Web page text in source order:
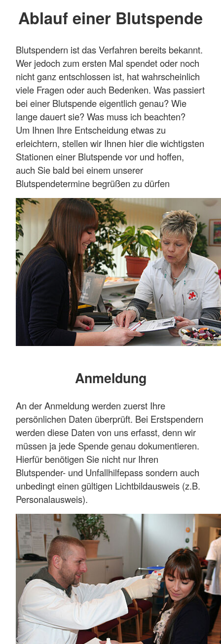
Ablauf einer Blutspende
Blutspendern ist das Verfahren bereits bekannt.
Wer jedoch zum ersten Mal spendet oder noch
nicht ganz entschlossen ist, hat wahrscheinlich
viele Fragen oder auch Bedenken. Was passiert
bei einer Blutspende eigentlich genau? Wie
lange dauert sie? Was muss ich beachten?
Um Ihnen Ihre Entscheidung etwas zu
erleichtern, stellen wir Ihnen hier die wichtigsten
Stationen einer Blutspende vor und hoffen,
auch Sie bald bei einem unserer
Blutspendetermine begrüßen zu dürfen
Anmeldung
An der Anmeldung werden zuerst Ihre
persönlichen Daten überprüft. Bei Erstspendern
werden diese Daten von uns erfasst, denn wir
müssen ja jede Spende genau dokumentieren.
Hierfür benötigen Sie nicht nur Ihren
Blutspender- und Unfallhilfepass sondern auch
unbedingt einen gültigen Lichtbildausweis (z.B.
Personalausweis).